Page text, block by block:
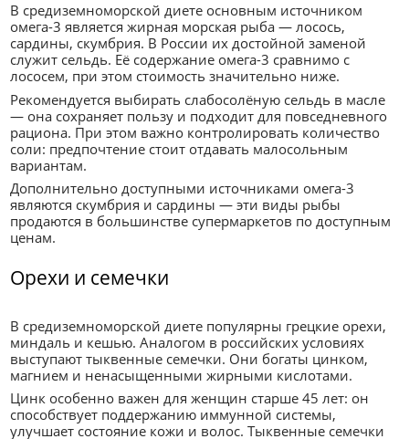
В средиземноморской диете основным источником
омега-3 является жирная морская рыба — лосось,
сардины, скумбрия. В России их достойной заменой
служит сельдь. Её содержание омега-3 сравнимо с
лососем, при этом стоимость значительно ниже.
Рекомендуется выбирать слабосолёную сельдь в масле
— она сохраняет пользу и подходит для повседневного
рациона. При этом важно контролировать количество
соли: предпочтение стоит отдавать малосольным
вариантам.
Дополнительно доступными источниками омега-3
являются скумбрия и сардины — эти виды рыбы
продаются в большинстве супермаркетов по доступным
ценам.
Орехи и семечки
В средиземноморской диете популярны грецкие орехи,
миндаль и кешью. Аналогом в российских условиях
выступают тыквенные семечки. Они богаты цинком,
магнием и ненасыщенными жирными кислотами.
Цинк особенно важен для женщин старше 45 лет: он
способствует поддержанию иммунной системы,
улучшает состояние кожи и волос. Тыквенные семечки